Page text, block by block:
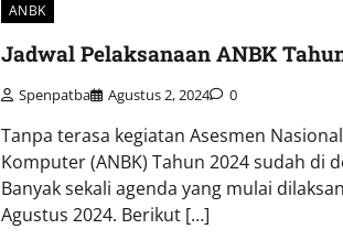
ANBK
Jadwal Pelaksanaan ANBK
Spenpatba Agustus 2, 2024 0
Tanpa terasa kegiatan Asesmen
Komputer (ANBK) Tahun 2024 sudah di
Banyak sekali agenda yang mulai
Agustus 2024. Berikut […]